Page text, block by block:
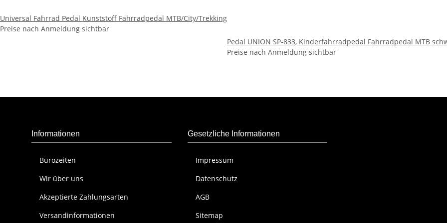
Universal Fahrrad Pedal Kunststoff Fahrradpedal MTB/City/Trekking
Preise nach Anmeldung sichtbar
Pedal UNION SP-833, Kinderfahrradpedal Fahrradpedal MTB
Preise nach Anmeldung sichtbar
Informationen
Bürozeiten
Wir über uns
Akzeptierte Zahlungsarten
Versandinformationen
Gesetzliche Informationen
Impressum
Datenschutz
AGB
Sitemap